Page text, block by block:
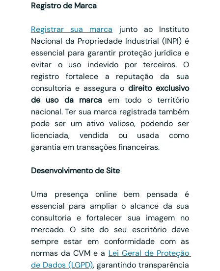
Registro de Marca
Registrar sua marca junto ao Instituto
Nacional da Propriedade Industrial (INPI) é
essencial para garantir proteção jurídica e
evitar o uso indevido por terceiros. O
registro fortalece a reputação da sua
consultoria e assegura o direito exclusivo
de uso da marca em todo o território
nacional. Ter sua marca registrada também
pode ser um ativo valioso, podendo ser
licenciada, vendida ou usada como
garantia em transações financeiras.
Desenvolvimento de Site
Uma presença online bem pensada é
essencial para ampliar o alcance da sua
consultoria e fortalecer sua imagem no
mercado. O site do seu escritório deve
sempre estar em conformidade com as
normas da CVM e a Lei Geral de Proteção
de Dados (LGPD), garantindo transparência